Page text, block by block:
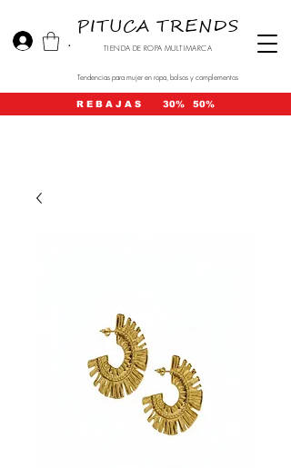
.
PITUCA TRENDS
TIENDA DE ROPA MULTIMARCA
Tendencias para mujer en ropa, bolsos y complementos
R E B A J A S 30% 50%